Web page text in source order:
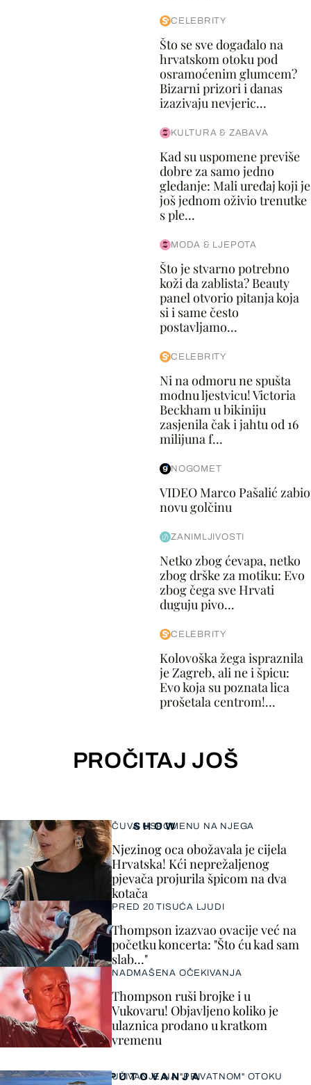
CELEBRITY
Što se sve događalo na
hrvatskom otoku pod
osramoćenim glumcem?
Bizarni prizori i danas
izazivaju nevjeric...
KULTURA & ZABAVA
Kad su uspomene previše
dobre za samo jedno
gledanje: Mali uređaj koji je
još jednom oživio trenutke
s ple...
MODA & LJEPOTA
Što je stvarno potrebno
koži da zablista? Beauty
panel otvorio pitanja koja
si i same često
postavljamo...
CELEBRITY
Ni na odmoru ne spušta
modnu ljestvicu! Victoria
Beckham u bikiniju
zasjenila čak i jahtu od 16
milijuna f...
NOGOMET
VIDEO Marco Pašalić zabio
novu golčinu
ZANIMLJIVOSTI
Netko zbog ćevapa, netko
zbog drške za motiku: Evo
zbog čega sve Hrvati
duguju pivo...
CELEBRITY
Kolovoška žega ispraznila
je Zagreb, ali ne i špicu:
Evo koja su poznata lica
prošetala centrom!...
PROČITAJ JOŠ
SHOW
ČUVA USPOMENU NA NJEGA
Njezinog oca obožavala je cijela
Hrvatska! Kći neprežaljenog
pjevača projurila špicom na dva
kotača
PRED 20 TISUĆA LJUDI
Thompson izazvao ovacije već na
početku koncerta: "Što ću kad sam
slab..."
NADMAŠENA OČEKIVANJA
Thompson ruši brojke i u
Vukovaru! Objavljeno koliko je
ulaznica prodano u kratkom
vremenu
PUTOVANJA
UŽIVANJE NA "PRIVATNOM" OTOKU